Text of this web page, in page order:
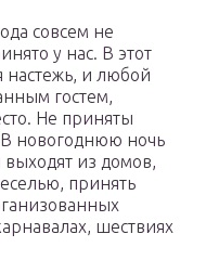
совсем не
у нас. В этот
настежь, и любой
гостем,
Не приняты
новогоднюю ночь
из домов,
принять
шествиях